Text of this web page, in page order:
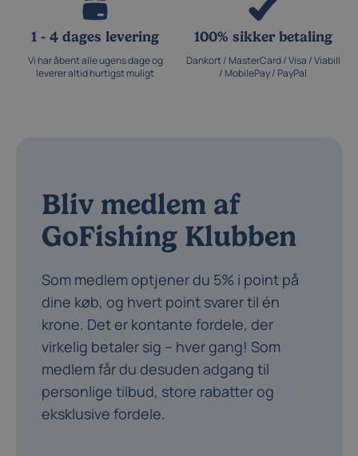
1 - 4 dages levering
Vi har åbent alle ugens dage og
leverer altid hurtigst muligt
100% sikker betaling
Dankort / MasterCard / Visa / Viabill
/ MobilePay / PayPal
Bliv medlem af
GoFishing Klubben
Som medlem optjener du 5% i point på
dine køb, og hvert point svarer til én
krone. Det er kontante fordele, der
virkelig betaler sig – hver gang! Som
medlem får du desuden adgang til
personlige tilbud, store rabatter og
eksklusive fordele.